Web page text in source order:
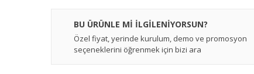
BU ÜRÜNLE Mİ İLGİLENİYORSUN?
Özel fiyat, yerinde kurulum, demo ve promosyon
seçeneklerini öğrenmek için bizi ara